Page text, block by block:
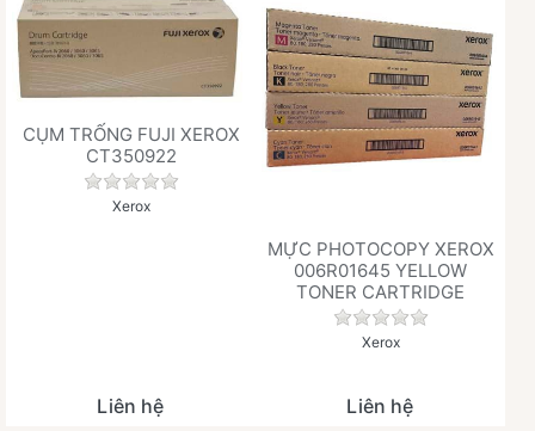
CỤM TRỐNG FUJI XEROX
CT350922
Chưa có đánh giá nào cho sản phẩm này.
Xerox
Liên hệ
MỰC PHOTOCOPY XEROX
006R01645 YELLOW
TONER CARTRIDGE
Chưa có đánh giá
Xerox
Liên hệ